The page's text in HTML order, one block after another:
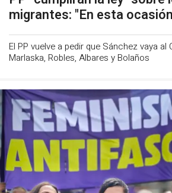
migrantes: "En esta
El PP vuelve a pedir que Sánchez vaya
Marlaska, Robles, Albares y Bolaños